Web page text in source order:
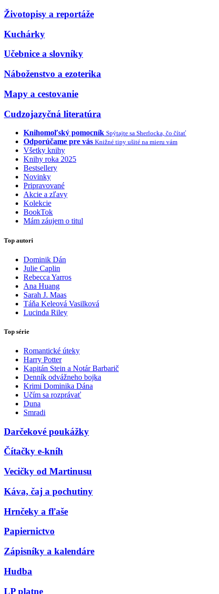
Životopisy a reportáže
Kuchárky
Učebnice a slovníky
Náboženstvo a ezoterika
Mapy a cestovanie
Cudzojazyčná literatúra
Knihomoľský pomocník Spýtajte sa Sherlocka, čo čítať
Odporúčame pre vás Knižné tipy ušité na mieru vám
Všetky knihy
Knihy roka 2025
Bestsellery
Novinky
Pripravované
Akcie a zľavy
Kolekcie
BookTok
Mám záujem o titul
Top autori
Dominik Dán
Julie Caplin
Rebecca Yarros
Ana Huang
Sarah J. Maas
Táňa Keleová Vasilková
Lucinda Riley
Top série
Romantické úteky
Harry Potter
Kapitán Stein a Notár Barbarič
Denník odvážneho bojka
Krimi Dominika Dána
Učím sa rozprávať
Duna
Smradi
Darčekové poukážky
Čítačky e-kníh
Vecičky od Martinusu
Káva, čaj a pochutiny
Hrnčeky a fľaše
Papiernictvo
Zápisníky a kalendáre
Hudba
LP platne